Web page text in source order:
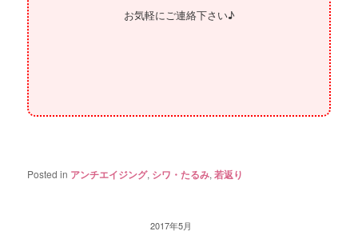
お気軽にご連絡下さい♪
Posted in アンチエイジング, シワ・たるみ,若返り
2017年5月